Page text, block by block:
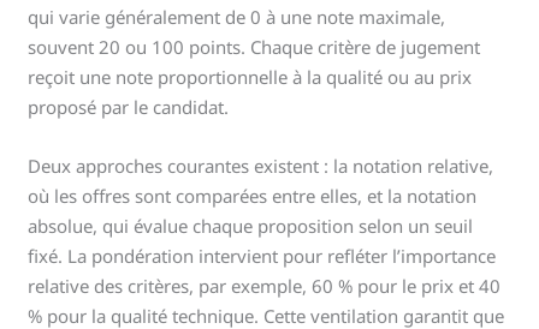
qui varie généralement de 0 à une note maximale,
souvent 20 ou 100 points. Chaque critère de jugement
reçoit une note proportionnelle à la qualité ou au prix
proposé par le candidat.
Deux approches courantes existent : la notation relative,
où les offres sont comparées entre elles, et la notation
absolue, qui évalue chaque proposition selon un seuil
fixé. La pondération intervient pour refléter l’importance
relative des critères, par exemple, 60 % pour le prix et 40
% pour la qualité technique. Cette ventilation garantit que